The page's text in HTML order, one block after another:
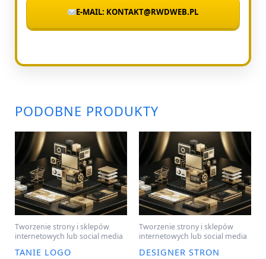
E-MAIL: KONTAKT@RWDWEB.PL
PODOBNE PRODUKTY
Tworzenie strony i sklepów
internetowych lub social media
TANIE LOGO
Tworzenie strony i sklepów
internetowych lub social media
DESIGNER STRON